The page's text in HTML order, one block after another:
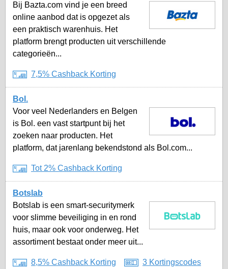
Bij Bazta.com vind je een breed
online aanbod dat is opgezet als
een praktisch warenhuis. Het
platform brengt producten uit verschillende
categorieën...
7,5% Cashback Korting
Bol.
Voor veel Nederlanders en Belgen
is Bol. een vast startpunt bij het
zoeken naar producten. Het
platform, dat jarenlang bekendstond als Bol.com...
Tot 2% Cashback Korting
Botslab
Botslab is een smart-securitymerk
voor slimme beveiliging in en rond
huis, maar ook voor onderweg. Het
assortiment bestaat onder meer uit...
8,5% Cashback Korting 3 Kortingscodes